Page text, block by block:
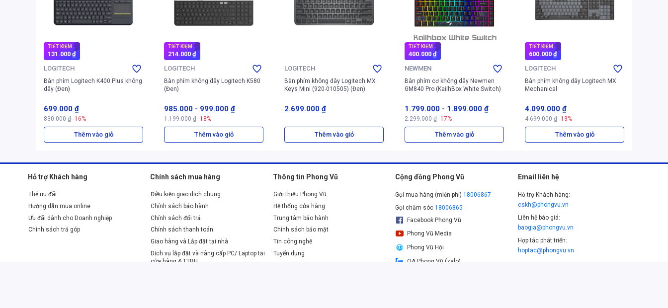
Bàn phím AULA L99 với thiết kế phối màu xám đậm, trắng, xanh dương và màn hình cảm ứng TFT 3.98
Điểm nhấn công nghệ của AULA L99 nằm ở màn hình cảm ứng TFT 3.98 inch được tích hợp khéo léo. Màn hình hiển thị
sắc nét, cho phép người dùng dễ dàng theo dõi trạng thái kết nối, dung lượng pin, hiệu ứng đèn RGB và thậm chí là tùy
dùng điều khiển mọi thiết lập mà không cần phải sử dụng phần mềm phức tạp, tối ưu hóa trải nghiệm cá nhân hóa.
2. Trải nghiệm gõ vượt trội với Raindrop switch
Bàn phím cơAULA L99 được trang bị Raindrop switch độc quyền, mang đến một trải nghiệm gõ phím hoàn toàn khác biệt.
Với lực nhấn tối ưu và hành trình phím được tinh chỉnh, Raindrop switch tạo ra phản hồi xúc giác rõ ràng cùng âm thanh
luôn làm chủ mọi tình huống.
TIẾT KIỆM
131.000 ₫
LOGITECH
Bàn phím Logitech K400 Plus không
dây (Đen)
699.000 ₫
830.000 ₫ -16%
Thêm vào giỏ
TIẾT KIỆM
214.000 ₫
LOGITECH
Bàn phím không dây Logitech K580
(Đen)
985.000 - 999.000 ₫
1.199.000 ₫ -18%
Thêm vào giỏ
LOGITECH
Bàn phím không dây Logitech MX
Keys Mini (920-010505) (Đen)
2.699.000 ₫
Thêm vào giỏ
TIẾT KIỆM
400.000 ₫
NEWMEN
Bàn phím cơ không dây Newmen
GM840 Pro (KailhBox White Switch)
1.799.000 - 1.899.000 ₫
2.299.000 ₫ -17%
Thêm vào giỏ
TIẾT KIỆM
600.000 ₫
LOGITECH
Bàn phím không dây Logitech MX
Mechanical
4.099.000 ₫
4.699.000 ₫ -13%
Thêm vào giỏ
Hỗ trợ Khách hàng
Thẻ ưu đãi
Hướng dẫn mua online
Ưu đãi dành cho Doanh nghiệp
Chính sách trả góp
Chính sách mua hàng
Điều kiện giao dịch chung
Chính sách bảo hành
Chính sách đổi trả
Chính sách thanh toán
Giao hàng và Lắp đặt tại nhà
Dịch vụ lắp đặt và nâng cấp PC/ Laptop tại
cửa hàng & TTBH
Thông tin Phong Vũ
Giới thiệu Phong Vũ
Hệ thống cửa hàng
Trung tâm bảo hành
Chính sách bảo mật
Tin công nghệ
Tuyển dụng
Cộng đồng Phong Vũ
Gọi mua hàng (miễn phí)18006867
Gọi chăm sóc18006865
Facebook Phong Vũ
Phong Vũ Media
Phong Vũ Hội
OA Phong Vũ (zalo)
Email liên hệ
Hỗ trợ Khách hàng:
cskh@phongvu.vn
Liên hệ báo giá:
baogia@phongvu.vn
Hợp tác phát triển:
hoptac@phongvu.vn